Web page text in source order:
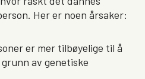
Her er noen årsaker:
er mer tilbøyelige til å
av genetiske